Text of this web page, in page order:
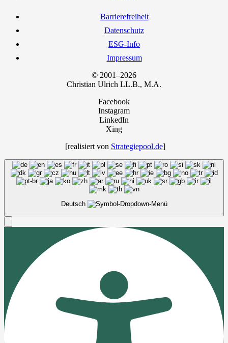
Bar­rie­re­frei­heit
Daten­schutz
ESG-Info
Impres­sum
© 2001–2026
Chris­ti­an Ulrich LL.B., M.A.
Facebook
Instagram
LinkedIn
Xing
[rea­li­siert von Strategiepool.de]
Deutsch